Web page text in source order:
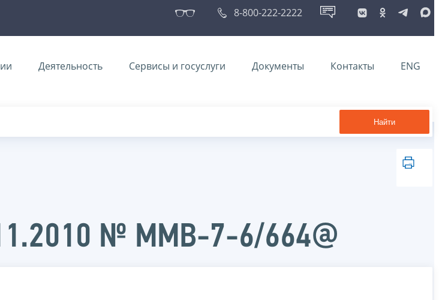
8-800-222-2222
Деятельность Сервисы и госуслуги Документы Контакты ENG
Найти
№ ММВ-7-6/664@